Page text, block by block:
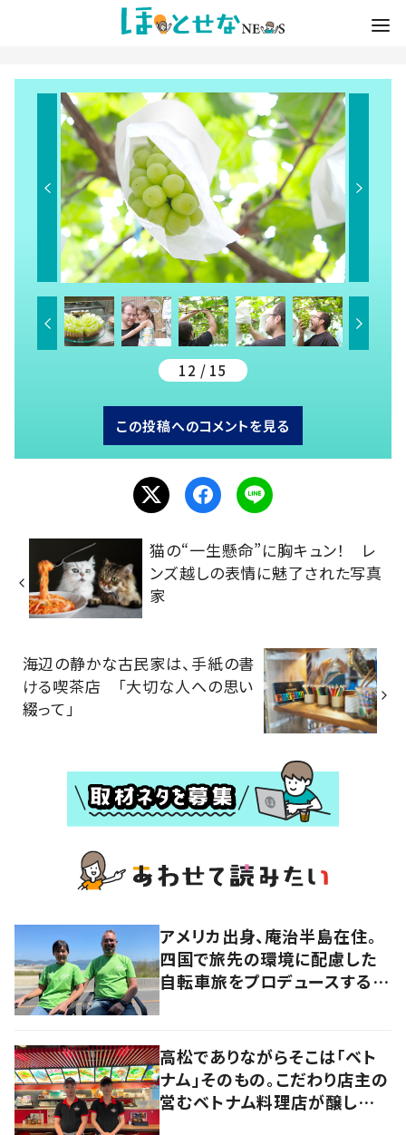
12 / 15
この投稿へのコメントを見る
猫の“一生懸命”に胸キュン！ レ
ンズ越しの表情に魅了された写真
家
海辺の静かな古民家は、手紙の書
ける喫茶店 「大切な人への思い
綴って」
アメリカ出身、庵治半島在住。
四国で旅先の環境に配慮した
自転車旅をプロデュースする
高松でありながらそこは「ベト
ナム」そのもの。こだわり店主の
営むベトナム料理店が醸し出す